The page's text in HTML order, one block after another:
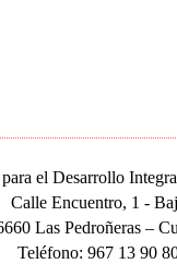
el Desarrollo
Calle Encuentro, 1 -
Las Pedroñeras –
Teléfono: 967 13 90